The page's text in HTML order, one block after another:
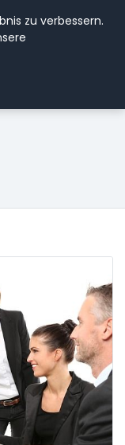
zu verbessern.